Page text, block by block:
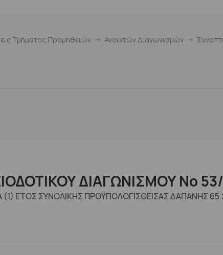
Τμήματος Προμηθειών Ανοιχτών Διαγωνισμών
ΔΙΑΓΩΝΙΣΜΟΥ Νο
(1) ΕΤΟΣ ΣΥΝΟΛΙΚΗΣ ΠΡΟΫΠΟΛΟΓΙΣΘΕΙΣΑΣ ΔΑΠΑΝΗΣ